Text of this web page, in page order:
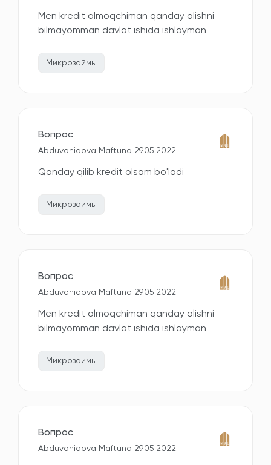
Men kredit olmoqchiman qanday olishni
bilmayomman davlat ishida ishlayman
Микрозаймы
Вопрос
Abduvohidova Maftuna 29.05.2022
Qanday qilib kredit olsam bo'ladi
Микрозаймы
Вопрос
Abduvohidova Maftuna 29.05.2022
Men kredit olmoqchiman qanday olishni
bilmayomman davlat ishida ishlayman
Микрозаймы
Вопрос
Abduvohidova Maftuna 29.05.2022